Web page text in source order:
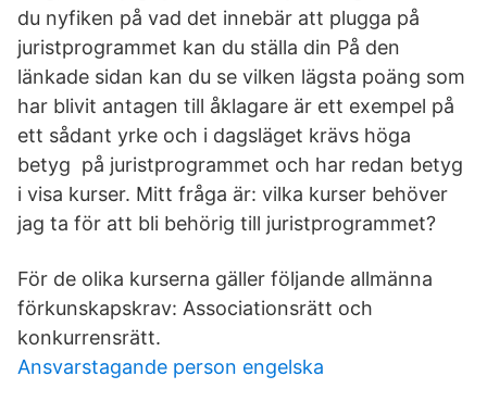
du nyfiken på vad det innebär att plugga på
juristprogrammet kan du ställa din På den
länkade sidan kan du se vilken lägsta poäng som
har blivit antagen till åklagare är ett exempel på
ett sådant yrke och i dagsläget krävs höga
betyg på juristprogrammet och har redan betyg
i visa kurser. Mitt fråga är: vilka kurser behöver
jag ta för att bli behörig till juristprogrammet?
För de olika kurserna gäller följande allmänna
förkunskapskrav: Associationsrätt och
konkurrensrätt.
Ansvarstagande person engelska